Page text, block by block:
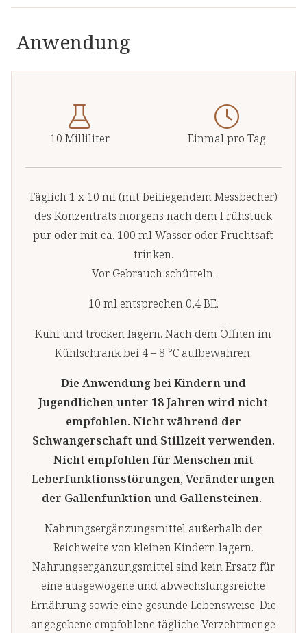
Anwendung
10 Milliliter Einmal pro Tag
Täglich 1 x 10 ml (mit beiliegendem Messbecher)
des Konzentrats morgens nach dem Frühstück
pur oder mit ca. 100 ml Wasser oder Fruchtsaft
trinken.
Vor Gebrauch schütteln.
10 ml entsprechen 0,4 BE.
Kühl und trocken lagern. Nach dem Öffnen im
Kühlschrank bei 4 – 8 °C aufbewahren.
Die Anwendung bei Kindern und
Jugendlichen unter 18 Jahren wird nicht
empfohlen. Nicht während der
Schwangerschaft und Stillzeit verwenden.
Nicht empfohlen für Menschen mit
Leberfunktionsstörungen, Veränderungen
der Gallenfunktion und Gallensteinen.
Nahrungsergänzungsmittel außerhalb der
Reichweite von kleinen Kindern lagern.
Nahrungsergänzungsmittel sind kein Ersatz für
eine ausgewogene und abwechslungsreiche
Ernährung sowie eine gesunde Lebensweise. Die
angegebene empfohlene tägliche Verzehrmenge